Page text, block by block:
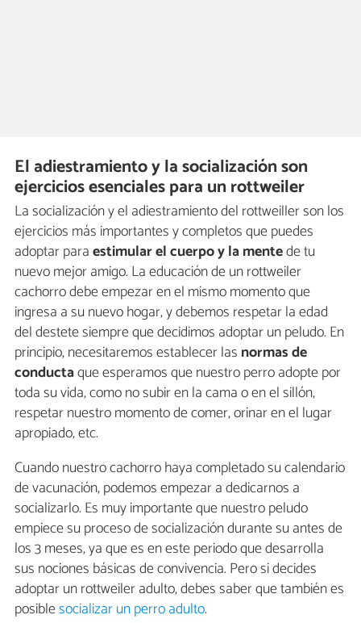
El adiestramiento y la socialización son
ejercicios esenciales para un rottweiler
La socialización y el adiestramiento del rottweiller son los
ejercicios más importantes y completos que puedes
adoptar paraestimular el cuerpo y la mentede tu
nuevo mejor amigo. La educación de un rottweiler
cachorro debe empezar en el mismo momento que
ingresa a su nuevo hogar, y debemos respetar la edad
del destete siempre que decidimos adoptar un peludo. En
principio, necesitaremos establecer las normas de
conductaque esperamos que nuestro perro adopte por
toda su vida, como no subir en la cama o en el sillón,
respetar nuestro momento de comer, orinar en el lugar
apropiado, etc.
Cuando nuestro cachorro haya completado su calendario
de vacunación, podemos empezar a dedicarnos a
socializarlo. Es muy importante que nuestro peludo
empiece su proceso de socialización durante su antes de
los 3 meses, ya que es en este periodo que desarrolla
sus nociones básicas de convivencia. Pero si decides
adoptar un rottweiler adulto, debes saber que también es
posiblesocializar un perro adulto.